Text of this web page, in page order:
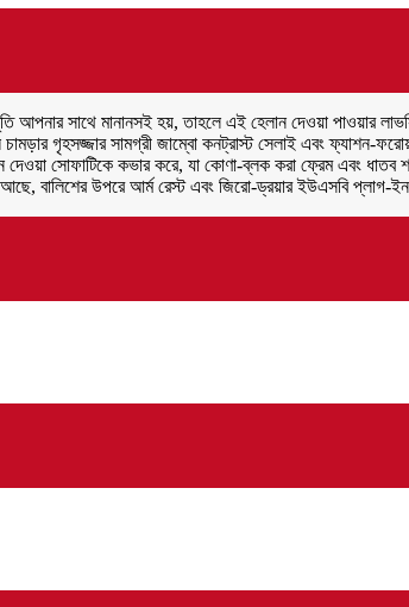
আপনার সাথে মানানসই হয়, তাহলে এই হেলান দেওয়া পাওয়ার
গৃহসজ্জার সামগ্রী জাম্বো কনট্রাস্ট সেলাই এবং ফ্যাশন-
সোফাটিকে কভার করে, যা কোণা-ব্লক করা ফ্রেম এবং
বালিশের উপরে আর্ম রেস্ট এবং জিরো-ড্রয়ার ইউএসবি প্লাগ-